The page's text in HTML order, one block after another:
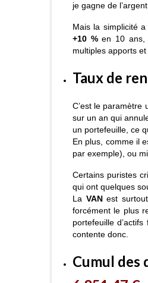
je gagne de
Mais la simplicité
+10 %en 10 ans,
multiples apports
Taux de
C’est le paramètre
sur un an qui
un portefeuille, ce
En plus, comme il
par exemple), ou
Certains puristes
qui ont quelques
La VANest surtout
forcément le plus
portefeuille
contente donc.
Cumul des